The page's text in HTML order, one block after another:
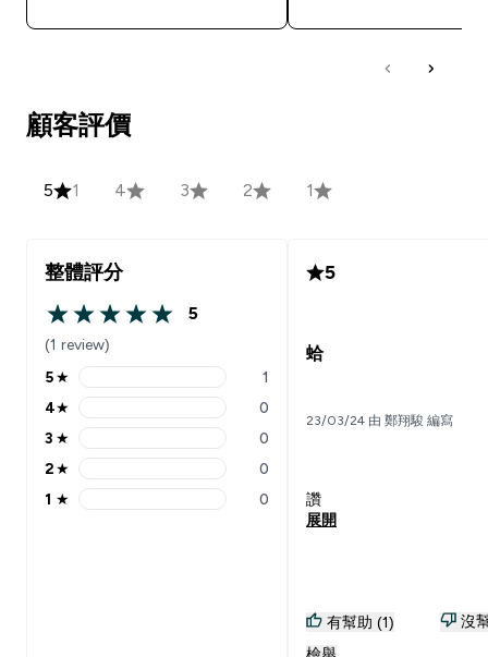
顧客評價
5 1 4 3 2 1
整體評分
5 out of 5 stars
5
(1 review)
5 stars rating 1 reviews
5★ 1
4 stars rating 0 reviews
4★ 0
3 stars rating 0 reviews
3 ★ 0
2 stars rating 0 reviews
2★ 0
1 stars rating 0 reviews
1 ★ 0
5
蛤
23/03/24 由 鄭翔駿 編寫
讚
展開
有幫助 (1)
沒
檢舉